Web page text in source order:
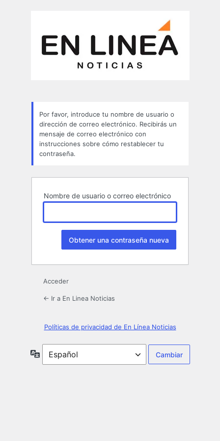
Por favor, introduce tu nombre de usuario o
dirección de correo electrónico. Recibirás un
mensaje de correo electrónico con
instrucciones sobre cómo restablecer tu
contraseña.
Nombre de usuario o correo electrónico
Acceder
← Ir a En Linea Noticias
Políticas de privacidad de En Línea Noticias
Idioma